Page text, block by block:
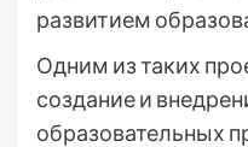
развитием
Одним из таких
создание и
образовательных